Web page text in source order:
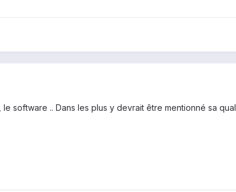
software .. Dans les plus y devrait être mentionné sa